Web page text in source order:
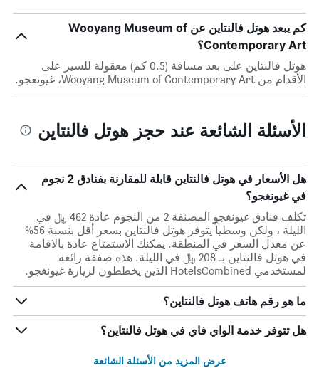
كم يبعد هوتل فالنتاين عن Wooyang Museum of
Contemporary Art؟
هوتل فالنتاين على بعد مسافة (0.5 كم) معقولة للسير على
الأقدام من Wooyang Museum of Contemporary Art، غيونغجو.
الأسئلة الشائعة عند حجز هوتل فالنتاين
هل الأسعار في هوتل فالنتاين قابلة للمقارنة بفنادق 2 نجوم
في غيونغجو؟
تكلف فنادق غيونغجو المصنفة 2 من النجوم عادة 462 ﷼ في
الليلة ، ولكن وسطياً يتوفر هوتل فالنتاين بسعر أقل بنسبة 56%
عن معدل السعر في المنطقة. يمكنك الاستمتاع عادة بالاقامة
في هوتل فالنتاين بـ 208 ﷼ في الليلة. هذه صفقة رائعة
لمستخدمي HotelsCombined الذين يخططون لزيارة غيونغجو.
ما هو رقم هاتف هوتل فالنتاين؟
هل تتوفر خدمة الواي فاي في هوتل فالنتاين؟
عرض المزيد من الأسئلة الشائعة